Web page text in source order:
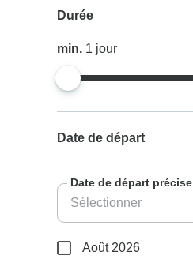
Durée
min. 1 jour
Date de départ
Date de départ précise
Août 2026